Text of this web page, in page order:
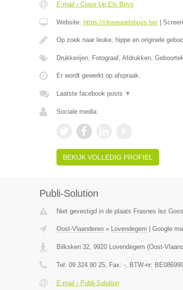
E-mail › Close Up Els Buys
Website: https://closeupelsbuys.be/|
Op zoek naar leuke, hippe en originele
Drukkerijen, Fotograaf, Afdrukken,
Er wordt gewerkt op afspraak.
Laatste facebook posts ▼
Sociale media:
BEKIJK VOLLEDIG PROFIEL
Publi-Solution
Niet gevestigd in de plaats Frasnes lez
Oost-Vlaanderen» Lovendegem Google
Bilksken 32, 9920 Lovendegem (Oost-
Tel: 09 324 90 25, Fax: -, BTW-nr:
E-mail › Publi-Solution